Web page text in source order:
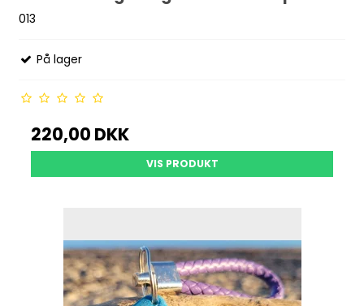
013
På lager
220,00 DKK
VIS PRODUKT